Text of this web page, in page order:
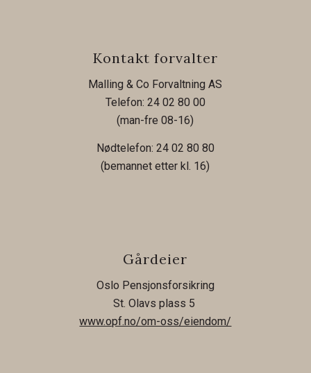
Kontakt forvalter
Malling & Co Forvaltning AS
Telefon: 24 02 80 00
(man-fre 08-16)
Nødtelefon: 24 02 80 80
(bemannet etter kl. 16)
Gårdeier
Oslo Pensjonsforsikring
St. Olavs plass 5
www.opf.no/om-oss/eiendom/